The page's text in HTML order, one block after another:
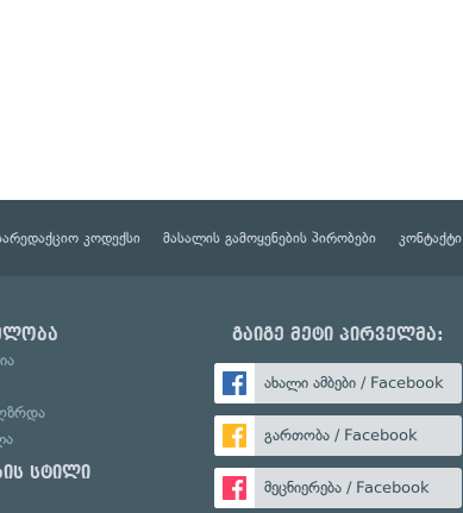
კოდექსი მასალის გამოყენების პირობები კონტაქტი
სტილი
გაიგე მეტი პირველმა:
ახალი ამბები / Facebook
გართობა / Facebook
მეცნიერება / Facebook